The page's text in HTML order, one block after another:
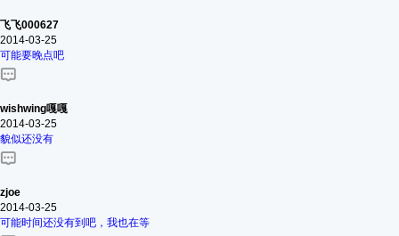
飞飞000627
2014-03-25
可能要晚点吧
wishwing嘎嘎
2014-03-25
貌似还没有
zjoe
2014-03-25
可能时间还没有到吧，我也在等